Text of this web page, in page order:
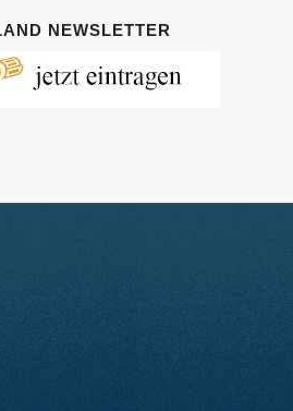
NEWSLETTER